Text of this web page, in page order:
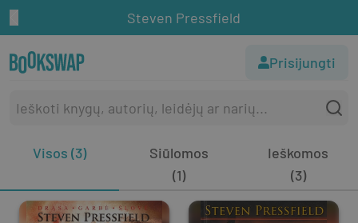
Steven Pressfield
Prisijungti
Visos (3)
Siūlomos
(1)
Ieškomos
(3)